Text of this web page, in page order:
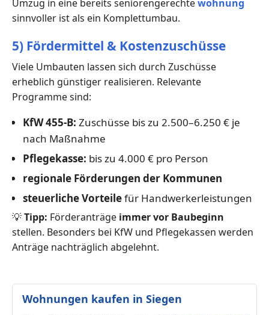
Umzug in eine bereits seniorengerechtewohnung
sinnvoller ist als ein Komplettumbau.
5) Fördermittel & Kostenzuschüsse
Viele Umbauten lassen sich durch Zuschüsse
erheblich günstiger realisieren. Relevante
Programme sind:
KfW 455-B: Zuschüsse bis zu 2.500–6.250 € je
nach Maßnahme
Pflegekasse: bis zu 4.000 € pro Person
regionale Förderungen der Kommunen
steuerliche Vorteilefür Handwerkerleistungen
💡Tipp: Förderanträge immer vor Baubeginn
stellen. Besonders bei KfW und Pflegekassen werden
Anträge nachträglich abgelehnt.
Wohnungen kaufen in Siegen